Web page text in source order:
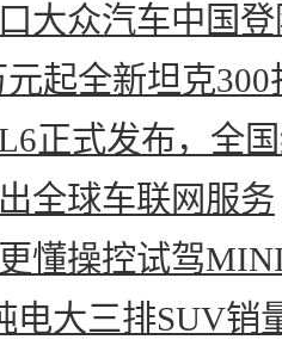
大众汽车中国
元起全新坦克
正式发布，全
全球车联网服务
懂操控试驾
电大三排SUV销